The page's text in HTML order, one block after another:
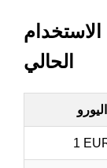
الاستخدام
الحالي
اليورو
1